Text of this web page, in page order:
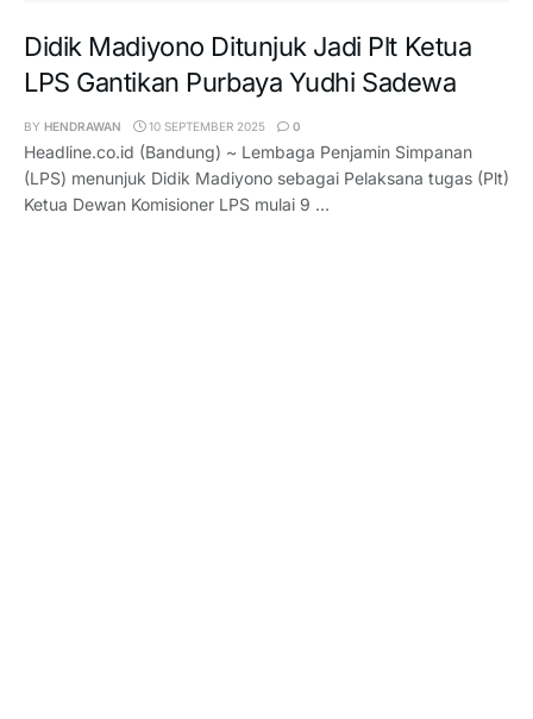
Didik Madiyono Ditunjuk Jadi Plt Ketua
LPS Gantikan Purbaya Yudhi Sadewa
BY HENDRAWAN 10 SEPTEMBER 2025 0
Headline.co.id (Bandung) ~ Lembaga Penjamin Simpanan
(LPS) menunjuk Didik Madiyono sebagai Pelaksana tugas (Plt)
Ketua Dewan Komisioner LPS mulai 9 ...